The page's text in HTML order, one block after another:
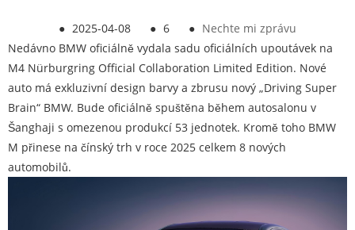
● 2025-04-08 ● 6 ● Nechte mi zprávu
Nedávno BMW oficiálně vydala sadu oficiálních upoutávek na
M4 Nürburgring Official Collaboration Limited Edition. Nové
auto má exkluzivní design barvy a zbrusu nový „Driving Super
Brain“ BMW. Bude oficiálně spuštěna během autosalonu v
Šanghaji s omezenou produkcí 53 jednotek. Kromě toho BMW
M přinese na čínský trh v roce 2025 celkem 8 nových
automobilů.